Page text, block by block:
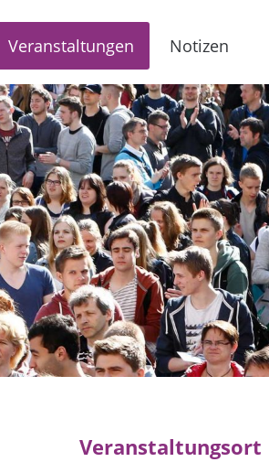
Veranstaltungen Notizen
Veranstaltungsort